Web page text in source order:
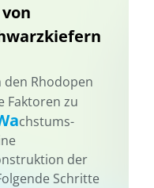
den Rhodopen
Faktoren zu
chstums-
der
Schritte